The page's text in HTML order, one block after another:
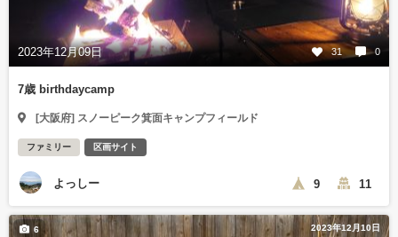
2023年12月09日 31 0
7歳 birthdaycamp
[大阪府] スノーピーク箕面キャンプフィールド
ファミリー 区画サイト
よっしー 9 11
2023年12月10日
6